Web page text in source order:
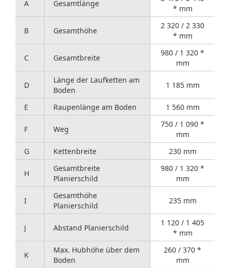
A Gesamtlänge
* mm
B Gesamthöhe
2 320 / 2 330
* mm
C Gesamtbreite
980 / 1 320 *
mm
D
Länge der Laufketten am
Boden
1 185 mm
E Raupenlänge am Boden 1 560 mm
F Weg
750 / 1 090 *
mm
G
Kettenbreite 230 mm
H
Gesamtbreite
Planierschild
980 / 1 320 *
mm
I
Gesamthöhe
Planierschild
235 mm
J Abstand Planierschild
1 120 / 1 405
* mm
K
Max. Hubhöhe über dem
Boden
260 / 370 *
mm